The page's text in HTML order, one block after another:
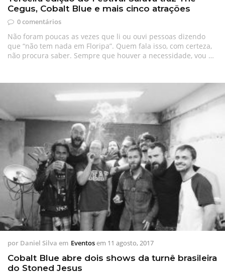
Cegus, Cobalt Blue e mais cinco atrações
0 comentários
Não foram poucas as vezes que li ou ouvi pessoas dizendo
que “não tem nada em Floripa”. Quem fala isso, com certeza,
não procura saber. Sempre que houver a necessidade, vou …
por Daniel Silva em Eventosem 11 agosto, 2017
Cobalt Blue abre dois shows da turnê brasileira
do Stoned Jesus